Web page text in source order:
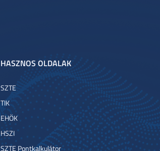
HASZNOS OLDALAK
SZTE
TIK
EHÖK
HSZI
SZTE Pontkalkulátor